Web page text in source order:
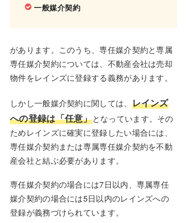
一般媒介契約
があります。このうち、専任媒介契約と専属
専任媒介契約については、不動産会社は売却
物件をレインズに登録する義務があります。
しかし一般媒介契約に関しては、 レインズ
への登録は「任意」となっています。その
ためレインズに確実に登録したい場合には、
専任媒介契約または専属専任媒介契約を不動
産会社と結ぶ必要があります。
専任媒介契約の場合には7日以内、専属専任
媒介契約の場合には5日以内のレインズへの
登録が義務づけられています。